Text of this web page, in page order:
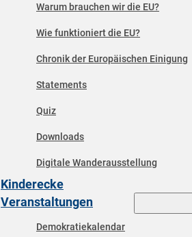
Warum brauchen wir die EU?
Wie funktioniert die EU?
Chronik der Europäischen Einigung
Statements
Quiz
Downloads
Digitale Wanderausstellung
Kinderecke
Veranstaltungen
Demokratiekalendar